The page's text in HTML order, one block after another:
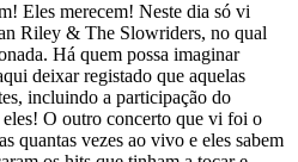
Eles merecem! Neste dia só vi
Riley & The Slowriders, no qual
Há quem possa imaginar
deixar registado que aquelas
incluindo a participação do
O outro concerto que vi foi o
quantas vezes ao vivo e eles sabem